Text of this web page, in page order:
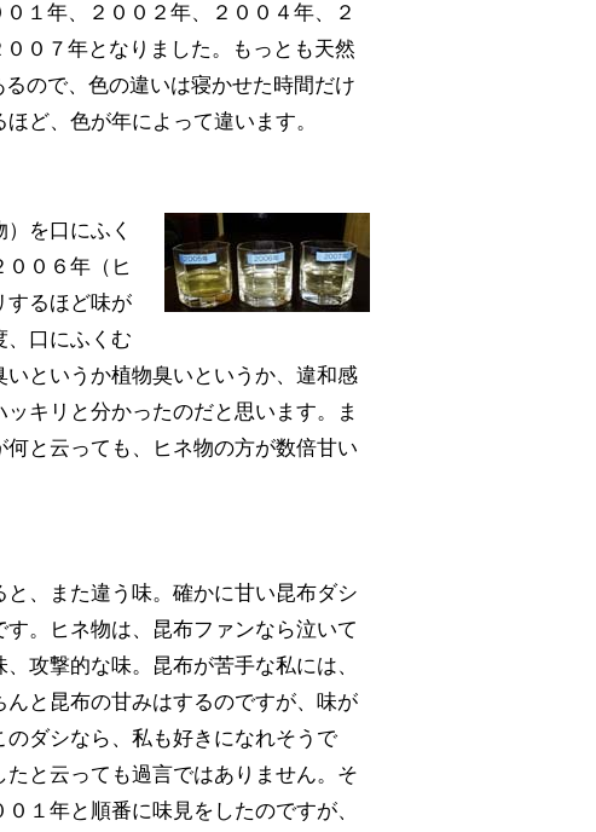
１年、２００２年、２００４年、２
０７年となりました。もっとも天然
ので、色の違いは寝かせた時間だけ
ど、色が年によって違います。
を口にふく
０６年（ヒ
するほど味が
、口にふくむ
というか植物臭いというか、違和感
キリと分かったのだと思います。ま
と云っても、ヒネ物の方が数倍甘い
、また違う味。確かに甘い昆布ダシ
。ヒネ物は、昆布ファンなら泣いて
攻撃的な味。昆布が苦手な私には、
と昆布の甘みはするのですが、味が
ダシなら、私も好きになれそうで
と云っても過言ではありません。そ
１年と順番に味見をしたのですが、